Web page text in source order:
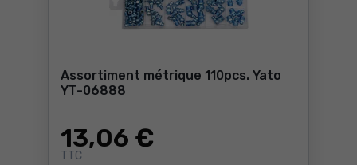
Assortiment métrique 110pcs. Yato
YT-06888
13,06 €
TTC